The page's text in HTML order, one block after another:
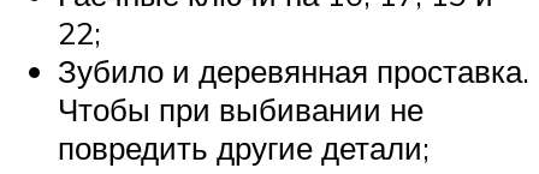
22;
Зубило и деревянная проставка.
Чтобы при выбивании не
повредить другие детали;